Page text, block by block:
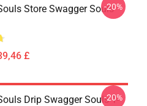
Store Swagger Souls
£
-20%
Drip Swagger Souls T-
-20%